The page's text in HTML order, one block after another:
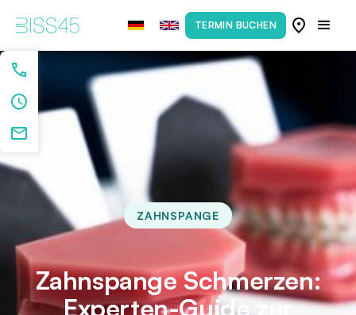
TERMIN BUCHEN
ZAHNSPANGE
Zahnspange Schmerzen:
Experten-Guide zur